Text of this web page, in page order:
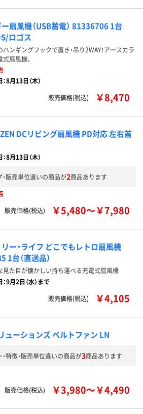
扇風機（USB蓄電） 81336706 1台
ロゴス
ハンギングフックで置き・吊り2WAY！アースカラ
扇風機。
8月13日（木）
販売価格(税込)
￥8,470
DCリビング扇風機 PD対応 左右首
8月13日（木）
・販売単位違いの商品が2商品あります
販売価格(税込)
￥5,480～￥7,980
ー・ライフ どこでもレトロ扇風機
1台（直送品）
見た目が懐かしい持ち運べる充電式扇風機
9月2日（水）まで
販売価格(税込)
￥4,105
ューションズ ベルトファン LN
・特徴・販売単位違いの商品が3商品あります
販売価格(税込) ￥3,980～￥4,490